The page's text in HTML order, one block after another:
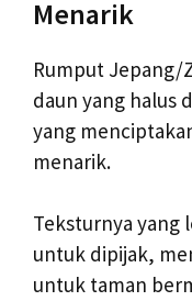
Menarik
Rumput Jepang/
daun yang halus
yang
menarik.
Teksturnya yang
untuk dipijak,
untuk taman